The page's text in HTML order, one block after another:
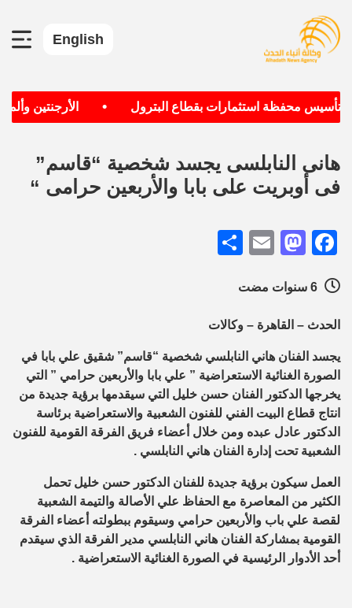
English
تأسيس محفظة استثمارات بقطاع البترول الأرجنتين
هانى النابلسى يجسد شخصية “قاسم”
فى أوبريت على بابا والأربعين حرامى “
Facebook
Mastodon
Email
الحدث – القاهرة – وكالات
يجسد الفنان هاني النابلسي شخصية “قاسم” شقيق علي بابا في
الصورة الغنائية الاستعراضية ” علي بابا والأربعين حرامي ” التي
يخرجها الدكتور الفنان حسن خليل التي سيقدمها برؤية جديدة من
انتاج قطاع البيت الفني للفنون الشعبية والاستعراضية برئاسة
الدكتور عادل عبده ومن خلال أعضاء فريق الفرقة القومية للفنون
الشعبية تحت إدارة الفنان هاني النابلسي .
العمل سيكون برؤية جديدة للفنان الدكتور حسن خليل تحمل
الكثير من المعاصرة مع الحفاظ علي الأصالة والتيمة الشعبية
لقصة علي باب والأربعين حرامي وسيقوم ببطولته أعضاء الفرقة
القومية بمشاركة الفنان هاني النابلسي مدير الفرقة الذي سيقدم
أحد الأدوار الرئيسية في الصورة الغنائية الاستعراضية .